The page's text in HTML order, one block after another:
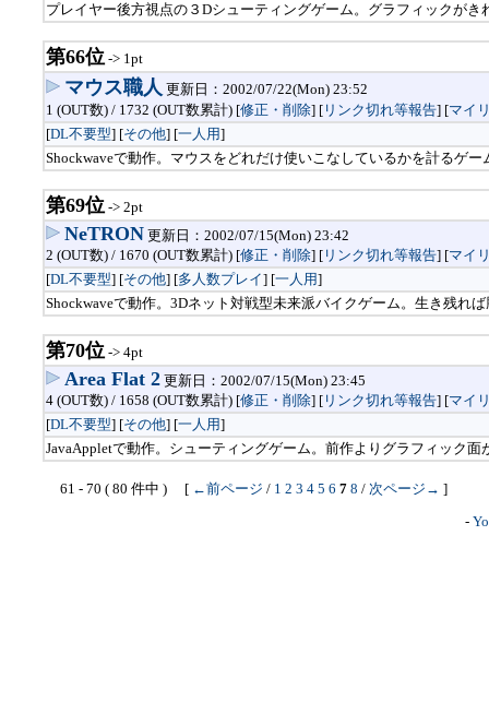
プレイヤー後方視点の３Dシューティングゲーム。グラフィックがき
第66位 -> 1pt
マウス職人 更新日：2002/07/22(Mon) 23:52
1 (OUT数) / 1732 (OUT数累計) [修正・削除] [ リンク切れ等報告] [マイ
[DL不要型] [その他] [一人用]
Shockwaveで動作。マウスをどれだけ使いこなしているかを計るゲ
第69位 -> 2pt
NeTRON 更新日：2002/07/15(Mon) 23:42
2 (OUT数) / 1670 (OUT数累計) [修正・削除] [ リンク切れ等報告] [マイ
[DL不要型] [その他] [多人数プレイ] [一人用]
Shockwaveで動作。3Dネット対戦型未来派バイクゲーム。生き残れ
第70位 -> 4pt
Area Flat 2 更新日：2002/07/15(Mon) 23:45
4 (OUT数) / 1658 (OUT数累計) [修正・削除] [ リンク切れ等報告] [マイ
[DL不要型] [その他] [一人用]
JavaAppletで動作。シューティングゲーム。前作よりグラフィック面
61 - 70 ( 80 件中 ) [ ←前ページ / 1 2 3 4 5 6 7 8 /次ページ→ ]
-